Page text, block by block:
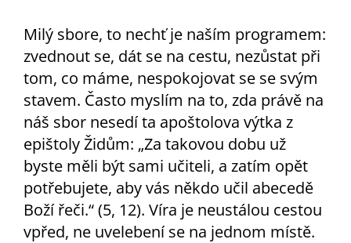
Milý sbore, to nechť je naším programem:
zvednout se, dát se na cestu, nezůstat při
tom, co máme, nespokojovat se se svým
stavem. Často myslím na to, zda právě na
náš sbor nesedí ta apoštolova výtka z
epištoly Židům: „Za takovou dobu už
byste měli být sami učiteli, a zatím opět
potřebujete, aby vás někdo učil abecedě
Boží řeči.“ (5, 12). Víra je neustálou cestou
vpřed, ne uvelebení se na jednom místě.